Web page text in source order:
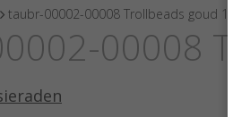
taubr-00002-00008 Trollbeads goud
00008